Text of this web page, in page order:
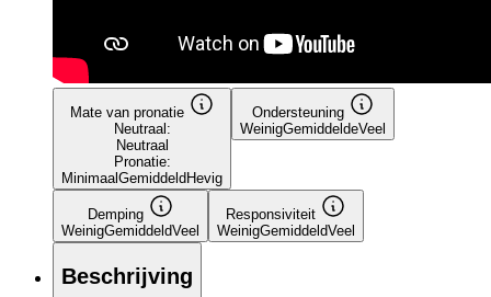
Mate van pronatie
Neutraal:
Neutraal
Pronatie:
MinimaalGemiddeld Hevig
Ondersteuning
WeinigGemiddeldeVeel
Demping
WeinigGemiddeldVeel
Responsiviteit
WeinigGemiddeldVeel
Beschrijving